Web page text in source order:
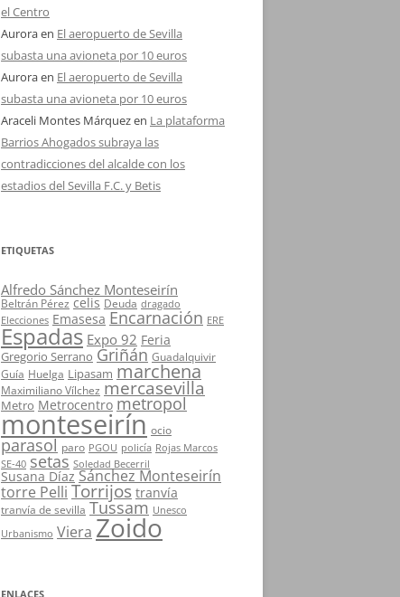
el Centro
Auroraen El aeropuerto de Sevilla
subasta una avioneta por 10 euros
Auroraen El aeropuerto de Sevilla
subasta una avioneta por 10 euros
Araceli Montes Márquezen La plataforma
Barrios Ahogados subraya las
contradicciones del alcalde con los
estadios del Sevilla F.C. y Betis
ETIQUETAS
Alfredo Sánchez Monteseirín
Beltrán Pérez celis Deuda dragado
Elecciones Emasesa Encarnación ERE
Espadas Expo 92 Feria
Gregorio Serrano Griñán Guadalquivir
Guía Huelga Lipasam marchena
Maximiliano Vílchez mercasevilla
Metro Metrocentro metropol
monteseirín ocio
parasol paro PGOU policía Rojas Marcos
SE-40 setas Soledad Becerril
Susana Díaz Sánchez Monteseirín
torre Pelli Torrijos tranvía
tranvía de sevilla Tussam Unesco
Urbanismo Viera Zoido
ENLACES